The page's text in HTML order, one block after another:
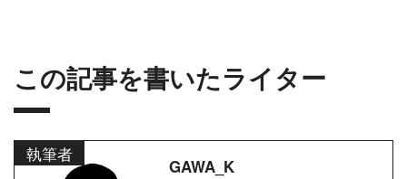
この記事を書いたライター
執筆者
GAWA_K